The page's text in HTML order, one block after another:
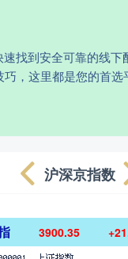
找到安全可靠的线下
，这里都是您的首选
沪深京指数
3900.35